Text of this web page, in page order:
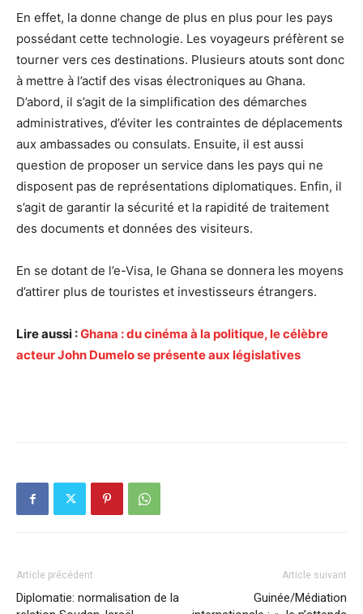
En effet, la donne change de plus en plus pour les pays
possédant cette technologie. Les voyageurs préfèrent se
tourner vers ces destinations. Plusieurs atouts sont donc
à mettre à l’actif des visas électroniques au Ghana.
D’abord, il s’agit de la simplification des démarches
administratives, d’éviter les contraintes de déplacements
aux ambassades ou consulats. Ensuite, il est aussi
question de proposer un service dans les pays qui ne
disposent pas de représentations diplomatiques. Enfin, il
s’agit de garantir la sécurité et la rapidité de traitement
des documents et données des visiteurs.
En se dotant de l’e-Visa, le Ghana se donnera les moyens
d’attirer plus de touristes et investisseurs étrangers.
Lire aussi :Ghana : du cinéma à la politique, le célèbre
acteur John Dumelo se présente aux législatives
Article précédent
Diplomatie: normalisation de la
Article suivant
Guinée/Médiation